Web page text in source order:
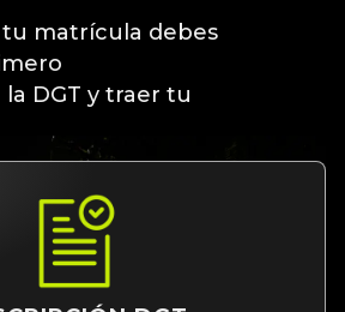
matrícula debes
DGT y traer tu